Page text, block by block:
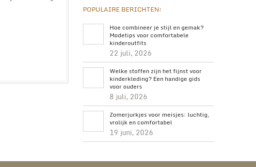
POPULAIRE BERICHTEN:
Hoe combineer je stijl en gemak?
Modetips voor comfortabele
kinderoutfits
22 juli, 2026
Welke stoffen zijn het fijnst voor
kinderkleding? Een handige gids
voor ouders
8 juli, 2026
Zomerjurkjes voor meisjes: luchtig,
vrolijk en comfortabel
19 juni, 2026